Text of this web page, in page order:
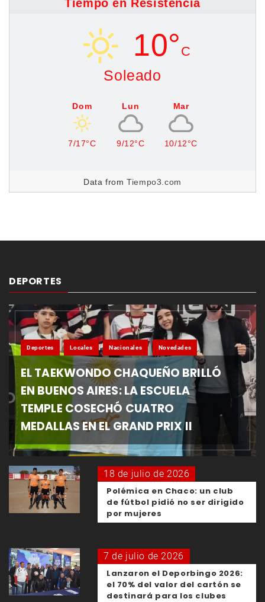
Tiempo en Resistencia
10° C
Soleado
Dom
7/17°C
Lun
9/12°C
Mar
10/12°C
Data fromTiempo3.com
DEPORTES
Deportes Locales Nacionales Novedades
EL TAEKWONDO CHAQUEÑO BRILLÓ
EN BUENOS AIRES: LA ESCUELA
TEMPLE COSECHÓ CUATRO
MEDALLAS EN EL GRAND PRIX II
18 de julio de 2026
Polémica en Chaco: un club
de fútbol pidió no ser dirigido
por mujeres
7 de julio de 2026
Lanzaron el Deporbingo 2026:
el 70% del valor del cartón se
destinará para los clubes